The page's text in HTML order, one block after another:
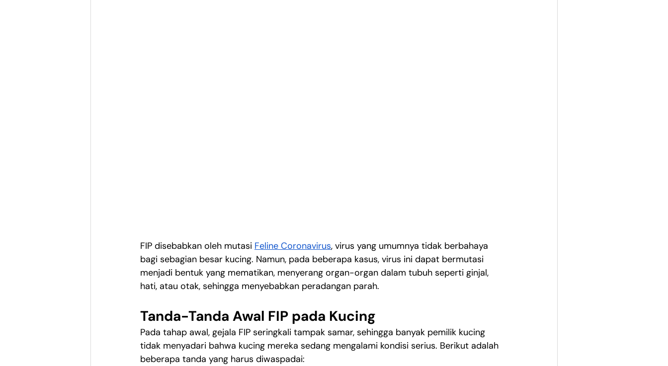
FIP disebabkan oleh mutasi Feline Coronavirus, virus yang umumnya tidak berbahaya
bagi sebagian besar kucing. Namun, pada beberapa kasus, virus ini dapat bermutasi
menjadi bentuk yang mematikan, menyerang organ-organ dalam tubuh seperti ginjal,
hati, atau otak, sehingga menyebabkan peradangan parah.
Tanda-Tanda Awal FIP pada Kucing
Pada tahap awal, gejala FIP seringkali tampak samar, sehingga banyak pemilik kucing
tidak menyadari bahwa kucing mereka sedang mengalami kondisi serius. Berikut adalah
beberapa tanda yang harus diwaspadai: